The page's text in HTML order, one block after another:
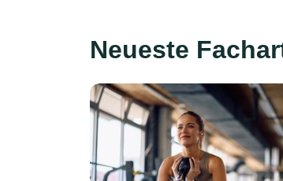
Neueste